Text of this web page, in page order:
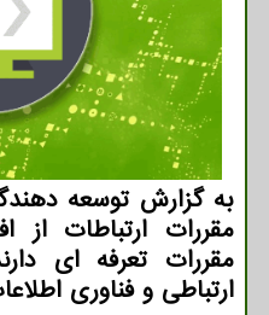
به گزارش توسعه
مقررات ارتباطات
مقررات تعرفه ای
ارتباطی و فناوری